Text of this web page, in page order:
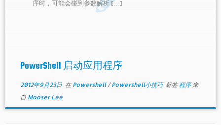
序时，可能会碰到参数解析 […]
PowerShell 启动应用程序
2012年9月23日在 Powershell/Powershell小技巧 标签程序来
自 Mooser Lee